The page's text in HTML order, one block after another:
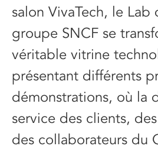
salon VivaTech, le Lab
groupe SNCF se
véritable vitrine
présentant différents
démonstrations, où la
service des clients,
des collaborateurs du